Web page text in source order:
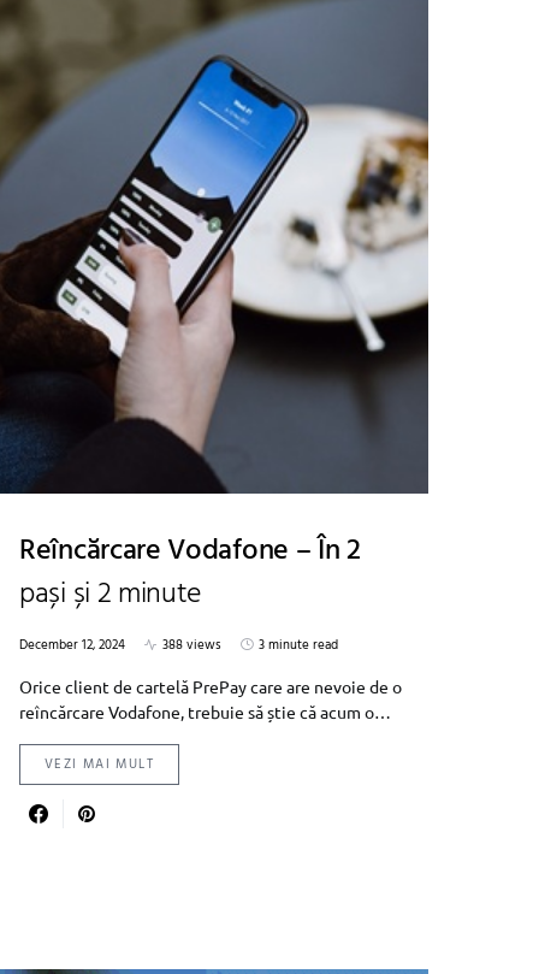
Reîncărcare Vodafone – În 2
pași și 2 minute
December 12, 2024 388 views
3 minute read
Orice client de cartelă PrePay care are nevoie de o
reîncărcare Vodafone, trebuie să știe că acum o…
VEZI MAI MULT